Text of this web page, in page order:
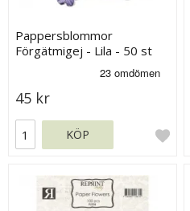
Pappersblommor
Förgätmigej - Lila - 50 st
45 kr
KÖP